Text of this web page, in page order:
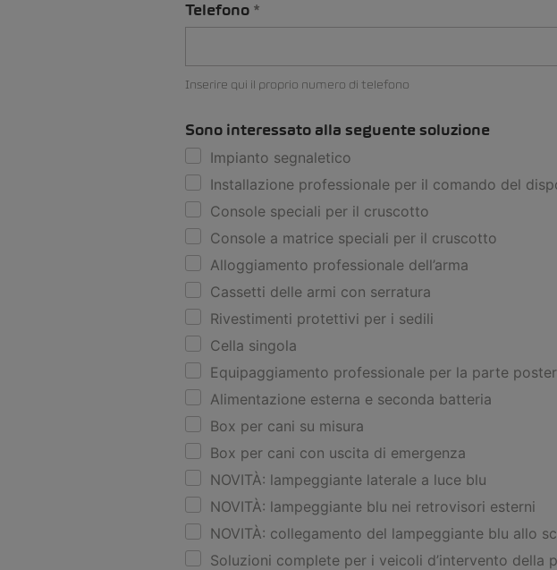
Telefono
Inserire qui il proprio numero di telefono
Sono interessato alla seguente soluzione
Impianto segnaletico
Installazione professionale per il comando del
Console speciali per il cruscotto
Console a matrice speciali per il cruscotto
Alloggiamento professionale dell’arma
Cassetti delle armi con serratura
Rivestimenti protettivi per i sedili
Cella singola
Equipaggiamento professionale per la parte
Alimentazione esterna e seconda batteria
Box per cani su misura
Box per cani con uscita di emergenza
NOVITÀ: lampeggiante laterale a luce blu
NOVITÀ: lampeggiante blu nei retrovisori esterni
NOVITÀ: collegamento del lampeggiante blu allo
Soluzioni complete per i veicoli d’intervento della